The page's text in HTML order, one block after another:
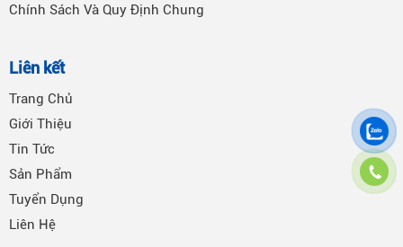
Chính Sách Và Quy Định Chung
Liên kết
Trang Chủ
Giới Thiệu
Tin Tức
Sản Phẩm
Tuyển Dụng
Liên Hệ